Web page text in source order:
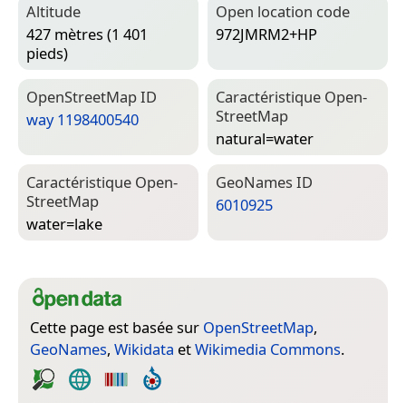
Altitude
427 mètres (1 401
pieds)
Open location code
972JMRM2+HP
Open­Street­Map ID
way 1198400540
Caractéristique Open­
Street­Map
natural=­water
Caractéristique Open­
Street­Map
water=­lake
Geo­Names ID
6010925
Cette page est basée sur OpenStreetMap,
GeoNames, Wikidata etWikimedia Commons.